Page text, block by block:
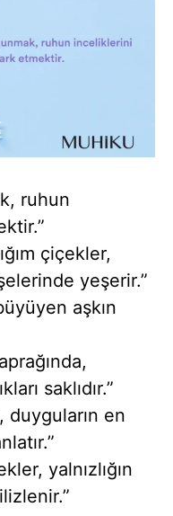
ruhun
çiçekler,
yeşerir.”
aşkın
saklıdır.”
duyguların en
yalnızlığın